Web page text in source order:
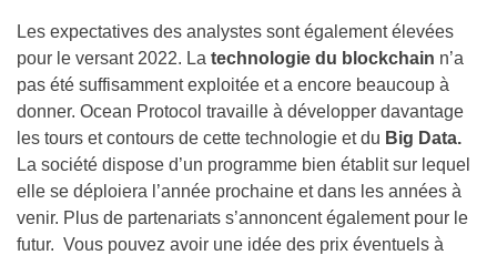
Les expectatives des analystes sont également élevées
pour le versant 2022. La technologie du blockchain n’a
pas été suffisamment exploitée et a encore beaucoup à
donner. Ocean Protocol travaille à développer davantage
les tours et contours de cette technologie et du Big Data.
La société dispose d’un programme bien établit sur lequel
elle se déploiera l’année prochaine et dans les années à
venir. Plus de partenariats s’annoncent également pour le
futur. Vous pouvez avoir une idée des prix éventuels à